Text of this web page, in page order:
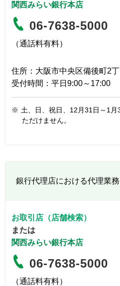
関西みらい銀行本店
06-7638-5000
（通話料有料）
住所：大阪市中央区備後町2
受付時間：平日9:00～17:00
※ 土、日、祝日、12月31日～1
ただけません。
銀行代理店における代理業
お取引店（店舗検索）
または
関西みらい銀行本店
06-7638-5000
（通話料有料）